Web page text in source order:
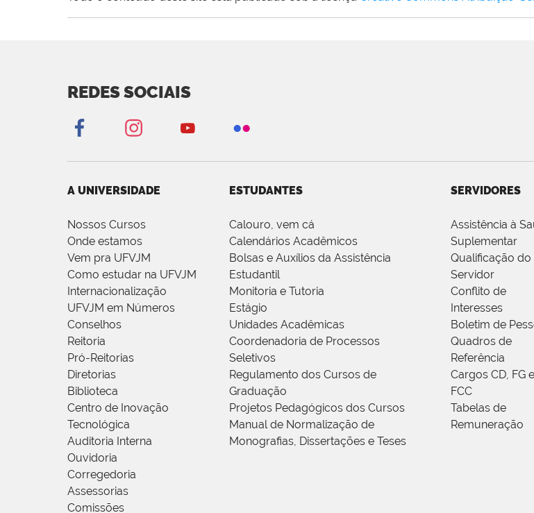
REDES SOCIAIS
A UNIVERSIDADE
Nossos Cursos
Onde estamos
Vem pra UFVJM
Como estudar na UFVJM
Internacionalização
UFVJM em Números
Conselhos
Reitoria
Pró-Reitorias
Diretorias
Biblioteca
Centro de Inovação
Tecnológica
Auditoria Interna
Ouvidoria
Corregedoria
Assessorias
Comissões
ESTUDANTES
Calouro, vem cá
Calendários Acadêmicos
Bolsas e Auxílios da Assistência
Estudantil
Monitoria e Tutoria
Estágio
Unidades Acadêmicas
Coordenadoria de Processos
Seletivos
Regulamento dos Cursos de
Graduação
Projetos Pedagógicos dos Cursos
Manual de Normalização de
Monografias, Dissertações e Teses
SERVIDORES
Assistência à
Suplementar
Qualificação do
Servidor
Conflito de
Interesses
Boletim de
Quadros de
Referência
Cargos CD, FG e
FCC
Tabelas de
Remuneração